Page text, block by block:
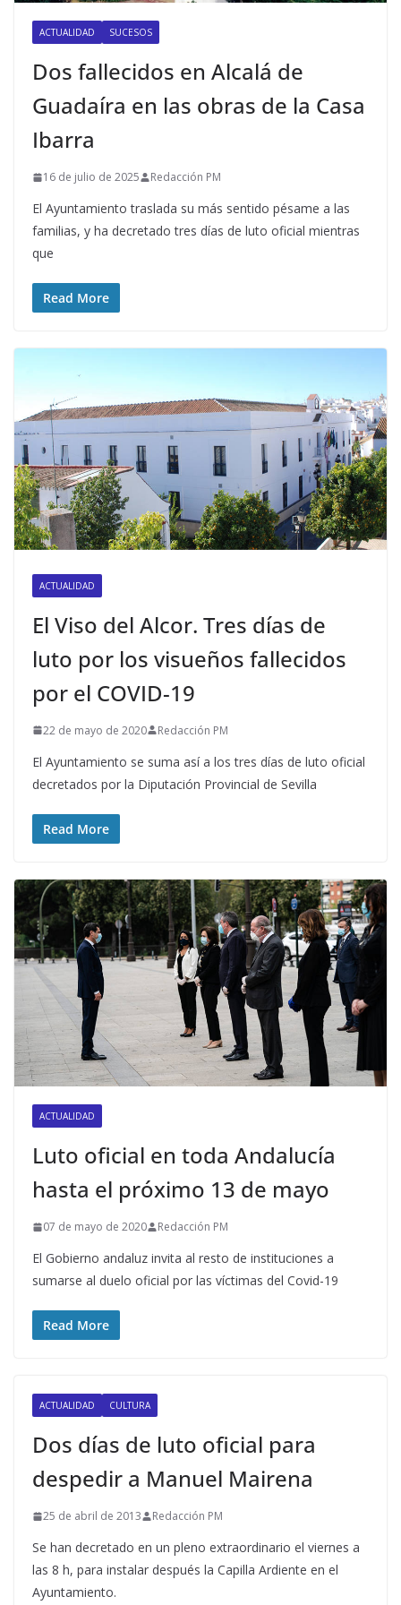
ACTUALIDAD SUCESOS
Dos fallecidos en Alcalá de
Guadaíra en las obras de la Casa
Ibarra
16 de julio de 2025 Redacción PM
El Ayuntamiento traslada su más sentido pésame a las
familias, y ha decretado tres días de luto oficial mientras
que
Read More
ACTUALIDAD
El Viso del Alcor. Tres días de
luto por los visueños fallecidos
por el COVID-19
22 de mayo de 2020 Redacción PM
El Ayuntamiento se suma así a los tres días de luto oficial
decretados por la Diputación Provincial de Sevilla
Read More
ACTUALIDAD
Luto oficial en toda Andalucía
hasta el próximo 13 de mayo
07 de mayo de 2020 Redacción PM
El Gobierno andaluz invita al resto de instituciones a
sumarse al duelo oficial por las víctimas del Covid-19
Read More
ACTUALIDAD CULTURA
Dos días de luto oficial para
despedir a Manuel Mairena
25 de abril de 2013 Redacción PM
Se han decretado en un pleno extraordinario el viernes a
las 8 h, para instalar después la Capilla Ardiente en el
Ayuntamiento.